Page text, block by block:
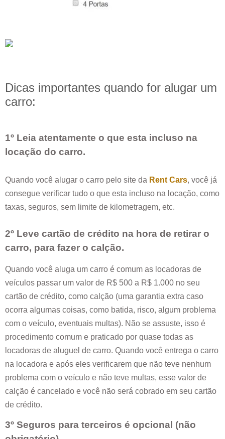
Dicas importantes quando for alugar um
carro:
1º Leia atentamente o que esta incluso na
locação do carro.
Quando você alugar o carro pelo site da Rent Cars, você já
consegue verificar tudo o que esta incluso na locação, como
taxas, seguros, sem limite de kilometragem, etc.
2º Leve cartão de crédito na hora de retirar o
carro, para fazer o calção.
Quando você aluga um carro é comum as locadoras de
veículos passar um valor de R$ 500 a R$ 1.000 no seu
cartão de crédito, como calção (uma garantia extra caso
ocorra algumas coisas, como batida, risco, algum problema
com o veículo, eventuais multas). Não se assuste, isso é
procedimento comum e praticado por quase todas as
locadoras de aluguel de carro. Quando você entrega o carro
na locadora e após eles verificarem que não teve nenhum
problema com o veículo e não teve multas, esse valor de
calção é cancelado e você não será cobrado em seu cartão
de crédito.
3º Seguros para terceiros é opcional (não